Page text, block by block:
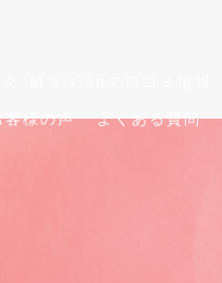
客様の声 よくある質問